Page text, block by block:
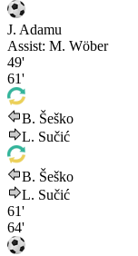
J. Adamu
Assist: M. Wöber
49'
61'
B. Šeško
L. Sučić
B. Šeško
L. Sučić
61'
64'